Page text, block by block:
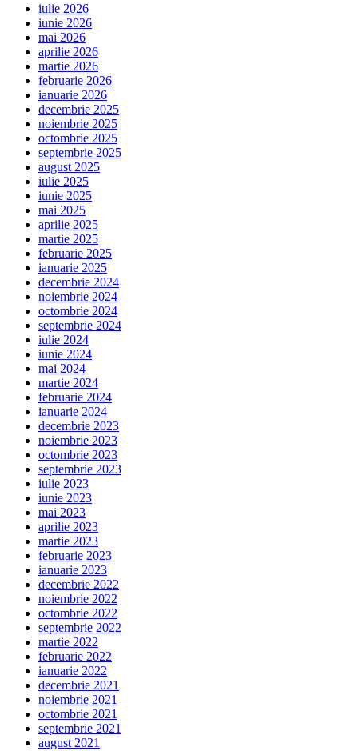
iulie 2026
iunie 2026
mai 2026
aprilie 2026
martie 2026
februarie 2026
ianuarie 2026
decembrie 2025
noiembrie 2025
octombrie 2025
septembrie 2025
august 2025
iulie 2025
iunie 2025
mai 2025
aprilie 2025
martie 2025
februarie 2025
ianuarie 2025
decembrie 2024
noiembrie 2024
octombrie 2024
septembrie 2024
iulie 2024
iunie 2024
mai 2024
martie 2024
februarie 2024
ianuarie 2024
decembrie 2023
noiembrie 2023
octombrie 2023
septembrie 2023
iulie 2023
iunie 2023
mai 2023
aprilie 2023
martie 2023
februarie 2023
ianuarie 2023
decembrie 2022
noiembrie 2022
octombrie 2022
septembrie 2022
martie 2022
februarie 2022
ianuarie 2022
decembrie 2021
noiembrie 2021
octombrie 2021
septembrie 2021
august 2021